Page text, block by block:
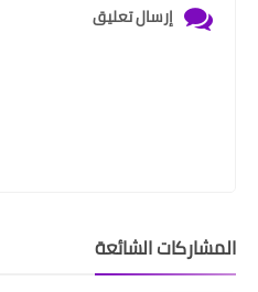
إرسال تعليق
المشاركات الشائعة